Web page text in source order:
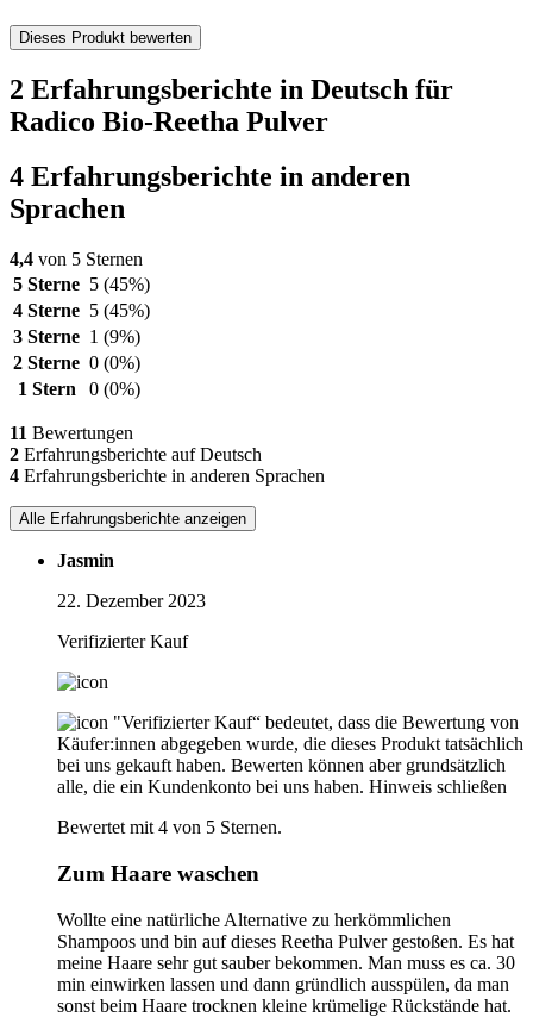
Dieses Produkt bewerten
2 Erfahrungsberichte in Deutsch für
Radico Bio-Reetha Pulver
4 Erfahrungsberichte in anderen
Sprachen
4,4 von 5 Sternen
5 Sterne 5 (45%)
4 Sterne 5 (45%)
3 Sterne 1 (9%)
2 Sterne 0 (0%)
1 Stern
0 (0%)
11 Bewertungen
2 Erfahrungsberichte auf Deutsch
4 Erfahrungsberichte in anderen Sprachen
Alle Erfahrungsberichte anzeigen
Jasmin
22. Dezember 2023
Verifizierter Kauf
"Verifizierter Kauf“ bedeutet, dass die Bewertung von
Käufer:innen abgegeben wurde, die dieses Produkt tatsächlich
bei uns gekauft haben. Bewerten können aber grundsätzlich
alle, die ein Kundenkonto bei uns haben. Hinweis schließen
Bewertet mit 4 von 5 Sternen.
Zum Haare waschen
Wollte eine natürliche Alternative zu herkömmlichen
Shampoos und bin auf dieses Reetha Pulver gestoßen. Es hat
meine Haare sehr gut sauber bekommen. Man muss es ca. 30
min einwirken lassen und dann gründlich ausspülen, da man
sonst beim Haare trocknen kleine krümelige Rückstände hat.